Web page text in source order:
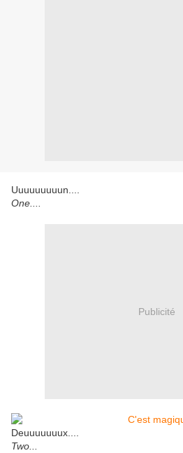
Uuuuuuuuun....
One....
Publicité
Deuuuuuuux....
Two...